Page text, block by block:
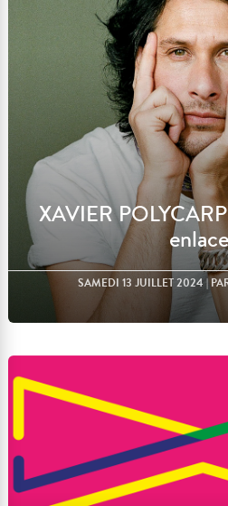
Lire
XAVIER
SAMEDI 13 JUILLET 2024 |
Lire l'article